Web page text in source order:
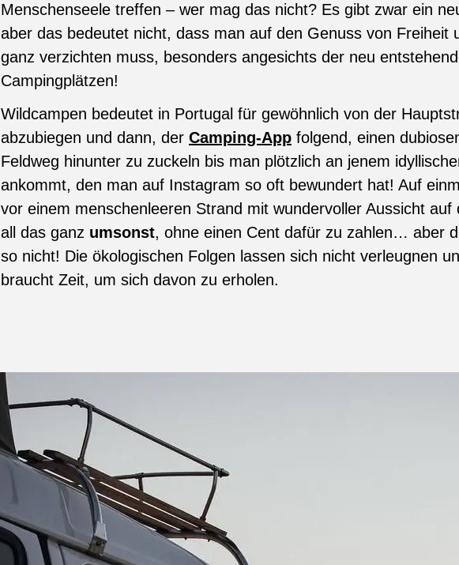
Menschenseele treffen – wer mag das nicht? Es gibt zwar ein
aber das bedeutet nicht, dass man auf den Genuss von Freiheit
ganz verzichten muss, besonders angesichts der neu
Campingplätzen!
Wildcampen bedeutet in Portugal für gewöhnlich von der
abzubiegen und dann, der Camping-App folgend, einen
Feldweg hinunter zu zuckeln bis man plötzlich an jenem
ankommt, den man auf Instagram so oft bewundert hat! Auf
vor einem menschenleeren Strand mit wundervoller Aussicht auf
all das ganz umsonst, ohne einen Cent dafür zu zahlen… aber
so nicht! Die ökologischen Folgen lassen sich nicht verleugnen
braucht Zeit, um sich davon zu erholen.